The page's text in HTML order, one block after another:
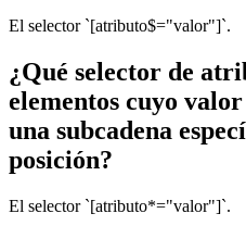
El selector `[atributo$="valor"]`.
¿Qué selector de
elementos cuyo
una subcadena
posición?
El selector `[atributo*="valor"]`.